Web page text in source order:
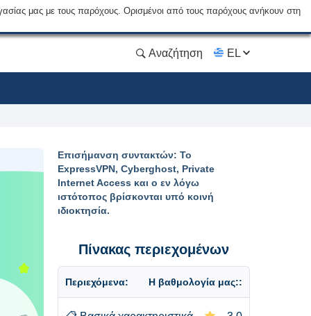
μας με τους παρόχους. Ορισμένοι από τους παρόχους ανήκουν στη
Αναζήτηση EL
Επισήμανση συντακτών: Το
ExpressVPN, Cyberghost, Private
Internet Access και ο εν λόγω
ιστότοπος βρίσκονται υπό κοινή
ιδιοκτησία.
Πίνακας περιεχομένων
Περιεχόμενα: Η βαθμολογία μας::